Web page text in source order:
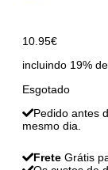
10.95€
incluindo 19% de
Esgotado
Pedido antes
mesmo dia.
Frete Grátis